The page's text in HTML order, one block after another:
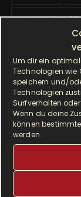
Um dir ein
Technologien wie
speichern und/
Technologien
Surfverhalten
Wenn du deine
können
werden.
ä
Dinkelmehl
I Prep &